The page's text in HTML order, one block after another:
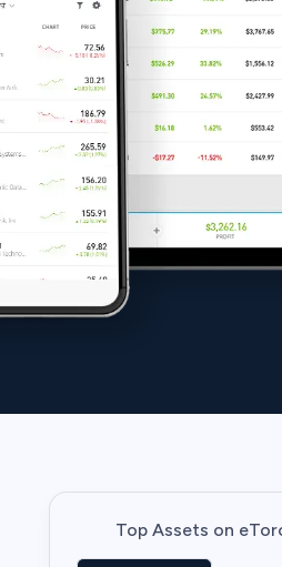
Top Assets on